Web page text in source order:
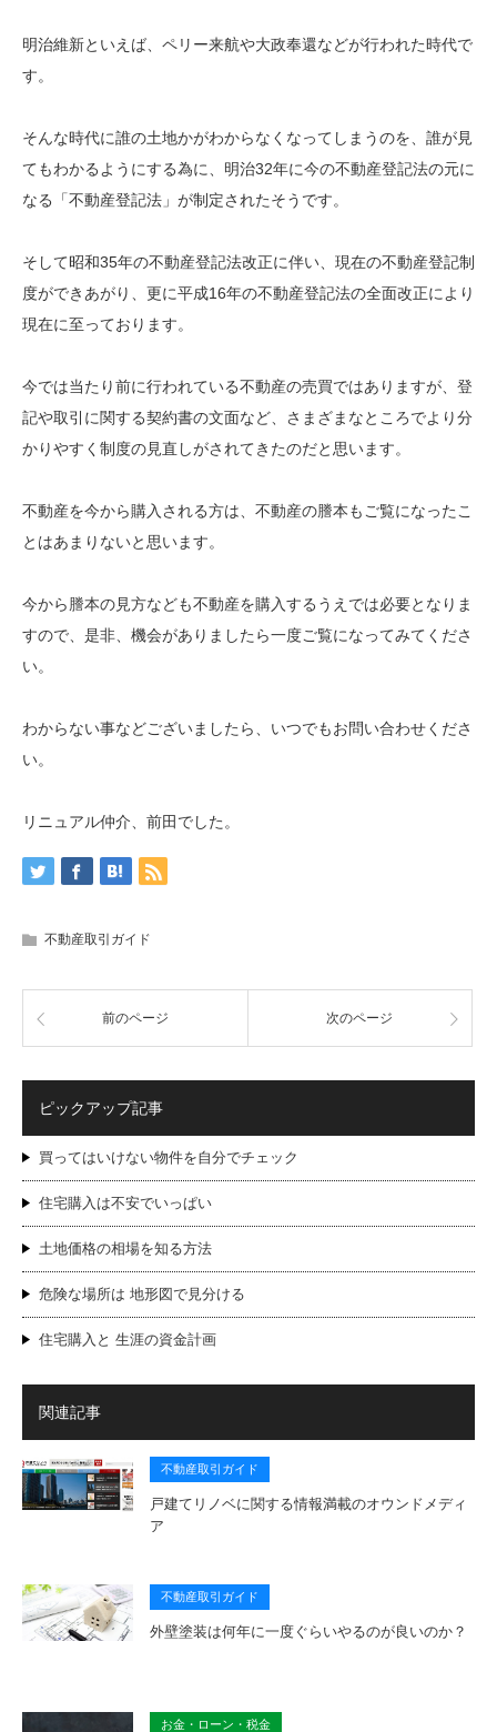
明治維新といえば、ペリー来航や大政奉還などが行われた時代で
す。
そんな時代に誰の土地かがわからなくなってしまうのを、誰が見
てもわかるようにする為に、明治32年に今の不動産登記法の元に
なる「不動産登記法」が制定されたそうです。
そして昭和35年の不動産登記法改正に伴い、現在の不動産登記制
度ができあがり、更に平成16年の不動産登記法の全面改正により
現在に至っております。
今では当たり前に行われている不動産の売買ではありますが、登
記や取引に関する契約書の文面など、さまざまなところでより分
かりやすく制度の見直しがされてきたのだと思います。
不動産を今から購入される方は、不動産の謄本もご覧になったこ
とはあまりないと思います。
今から謄本の見方なども不動産を購入するうえでは必要となりま
すので、是非、機会がありましたら一度ご覧になってみてくださ
い。
わからない事などございましたら、いつでもお問い合わせくださ
い。
リニュアル仲介、前田でした。
不動産取引ガイド
前のページ 次のページ
ピックアップ記事
買ってはいけない物件を自分でチェック
住宅購入は不安でいっぱい
土地価格の相場を知る方法
危険な場所は 地形図で見分ける
住宅購入と 生涯の資金計画
関連記事
不動産取引ガイド
戸建てリノベに関する情報満載のオウンドメディ
ア
不動産取引ガイド
外壁塗装は何年に一度ぐらいやるのが良いのか？
お金・ローン・税金